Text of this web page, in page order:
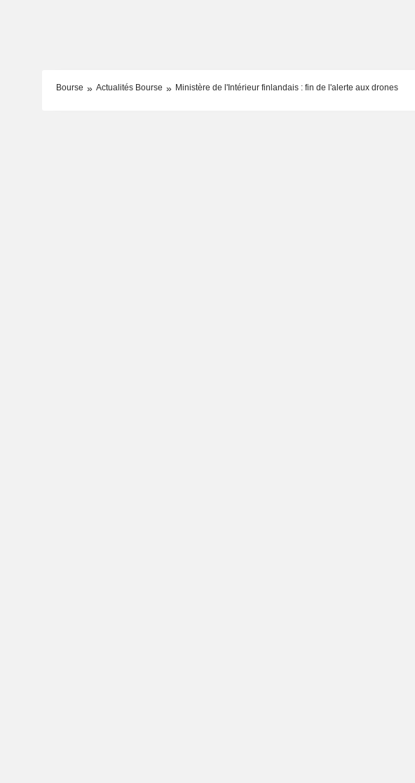
Bourse Actualités Bourse Ministère de l'Intérieur finlandais : fin de l'alerte aux drones